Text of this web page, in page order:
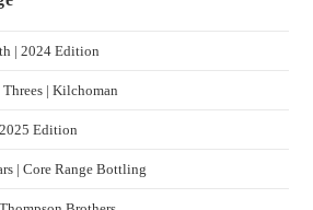
| 2024 Edition
| Kilchoman
Edition
| Core Range Bottling